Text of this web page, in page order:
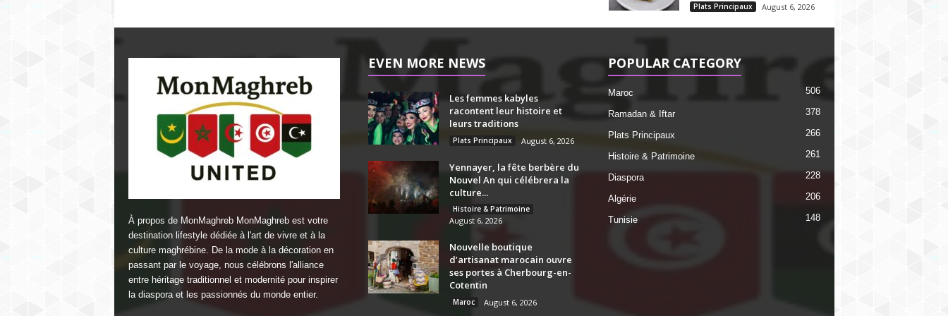
Plats Principaux August 6, 2026
À propos de MonMaghreb MonMaghreb est votre
destination lifestyle dédiée à l'art de vivre et à la
culture maghrébine. De la mode à la décoration en
passant par le voyage, nous célébrons l'alliance
entre héritage traditionnel et modernité pour inspirer
la diaspora et les passionnés du monde entier.
EVEN MORE NEWS
Les femmes kabyles
racontent leur histoire et
leurs traditions
Plats Principaux August 6, 2026
Yennayer, la fête berbère du
Nouvel An qui célébrera la
culture...
Histoire & Patrimoine
August 6, 2026
Nouvelle boutique
d’artisanat marocain ouvre
ses portes à Cherbourg-en-
Cotentin
Maroc August 6, 2026
POPULAR CATEGORY
Maroc 506
Ramadan & Iftar 378
Plats Principaux 266
Histoire & Patrimoine 261
Diaspora 228
Algérie 206
Tunisie 148